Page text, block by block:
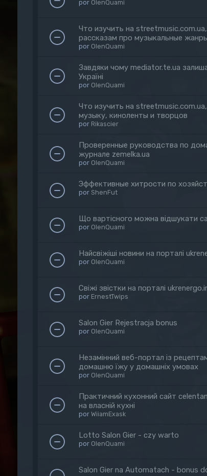
por OlenQuami
Что изучить на
рассказам про музыкальные
por OlenQuami
Завдяки чому mediator.te.ua
Україні
por OlenQuami
Что изучить на
музыку, киноленты и творцов
por Rikascier
Проверенные руководства по
журнале zemelka.ua
por OlenQuami
Эффективные хитрости по
por ShenFut
Що вартісного можна відшукати
por OlenQuami
Найсвіжіші новини на порталі
por OlenQuami
Свіжі звістки на порталі
por ErnestTwips
Salon Gier Rejestracja bonus
por OlenQuami
Незамінний веб-портал із
домашню їжу у домашніх умовах
por OlenQuami
Практичний кухонний сайт
на власній кухні
por WiiamExask
Lotto Salon Gier - czy warto
por OlenQuami
Salon Gier na Automatach - bonus